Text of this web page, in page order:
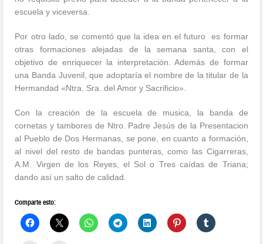
escuela y viceversa.
Por otro lado, se comentó que la idea en el futuro es formar
otras formaciones alejadas de la semana santa, con el
objetivo de enriquecer la interpretación. Además de formar
una Banda Juvenil, que adoptaría el nombre de la titular de la
Hermandad «Ntra. Sra. del Amor y Sacrificio».
Con la creación de la escuela de musica, la banda de
cornetas y tambores de Ntro. Padre Jesús de la Presentacion
al Pueblo de Dos Hermanas, se pone, en cuanto a formación,
al nivel del resto de bandas punteras, como las Cigarreras,
A.M. Virgen de los Reyes, el Sol o Tres caídas de Triana;
dando así un salto de calidad.
Comparte esto: